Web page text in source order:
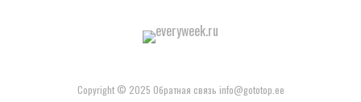
Copyright © 2025 Обратная связь info@gototop.ee